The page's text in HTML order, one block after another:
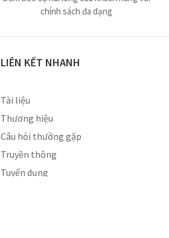
chính sách đa dạng
LIÊN KẾT NHANH
Tài liệu
Thương hiệu
Câu hỏi thường gặp
Truyền thông
Tuyển dụng